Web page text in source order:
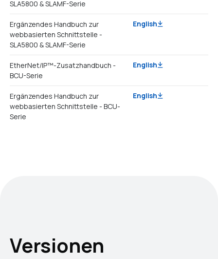
SLA5800 & SLAMF-Serie
Ergänzendes Handbuch zur
webbasierten Schnittstelle -
SLA5800 & SLAMF-Serie
English
EtherNet/IP™-Zusatzhandbuch -
BCU-Serie
English
Ergänzendes Handbuch zur
webbasierten Schnittstelle - BCU-
Serie
English
Versionen